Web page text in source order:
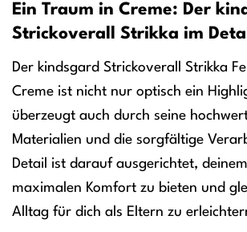
Ein Traum in Creme: Der
Strickoverall Strikka im
Der kindsgard Strickoverall Strikka
Creme ist nicht nur optisch ein
überzeugt auch durch seine
Materialien und die sorgfältige
Detail ist darauf ausgerichtet,
maximalen Komfort zu bieten und
Alltag für dich als Eltern zu